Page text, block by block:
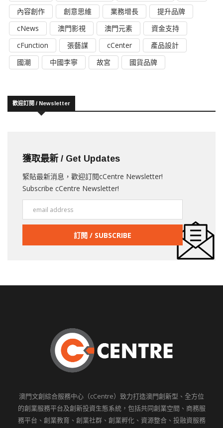
內容創作
創意思維 業務增長
提升品牌
cNews
澳門影視 澳門元素
資金支持
cFunction
張藝謀 cCenter
產品設計
國潮
中國李寧 故宮 國貨品牌
歡迎訂閱 / Newsletter
獲取最新 / Get Updates
緊貼最新消息，歡迎訂閱cCentre Newsletter!
Subscribe cCentre Newsletter!
澳門文創綜合服務中心（cCentre）致力打造澳門創新型、全方位
的創業服務平台及創新投資生態系統，包括共同創業空間、商務服
務平台、創業教育、創業社群、創業孵化、資源整合、投融資服務